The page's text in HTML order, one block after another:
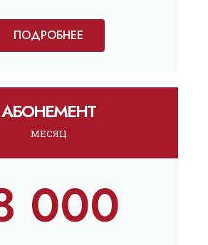
ПОДРОБНЕЕ
АБОНЕМЕНТ
МЕСЯЦ
000